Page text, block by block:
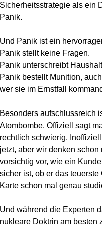
Sicherheitsstrategie als ein
Panik.
Und Panik ist ein
Panik stellt keine Fragen.
Panik unterschreibt
Panik bestellt Munition,
wer sie im Ernstfall
Besonders aufschlussreich
Atombombe. Offiziell sagt
rechtlich schwierig.
jetzt, aber wir denken
vorsichtig vor, wie ein
sicher ist, ob er das
Karte schon mal genau
Und während die Experten
nukleare Doktrin am besten